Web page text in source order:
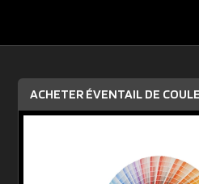
ACHETER ÉVENTAIL DE